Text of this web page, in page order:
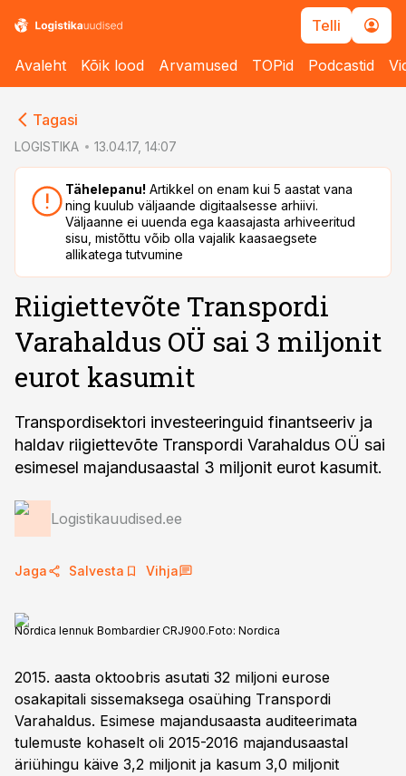
Telli
Avaleht Kõik lood Arvamused TOPid Podcastid
Tagasi
LOGISTIKA 13.04.17, 14:07
Tähelepanu! Artikkel on enam kui 5 aastat vana
ning kuulub väljaande digitaalsesse arhiivi.
Väljaanne ei uuenda ega kaasajasta arhiveeritud
sisu, mistõttu võib olla vajalik kaasaegsete
allikatega tutvumine
Riigiettevõte Transpordi
Varahaldus OÜ sai 3 miljonit
eurot kasumit
Transpordisektori investeeringuid finantseeriv ja
haldav riigiettevõte Transpordi Varahaldus OÜ sai
esimesel majandusaastal 3 miljonit eurot kasumit.
Logistikauudised.ee
Jaga Salvesta Vihja
Nordica lennuk Bombardier CRJ900.Foto: Nordica
2015. aasta oktoobris asutati 32 miljoni eurose
osakapitali sissemaksega osaühing Transpordi
Varahaldus. Esimese majandusaasta auditeerimata
tulemuste kohaselt oli 2015-2016 majandusaastal
äriühingu käive 3,2 miljonit ja kasum 3,0 miljonit